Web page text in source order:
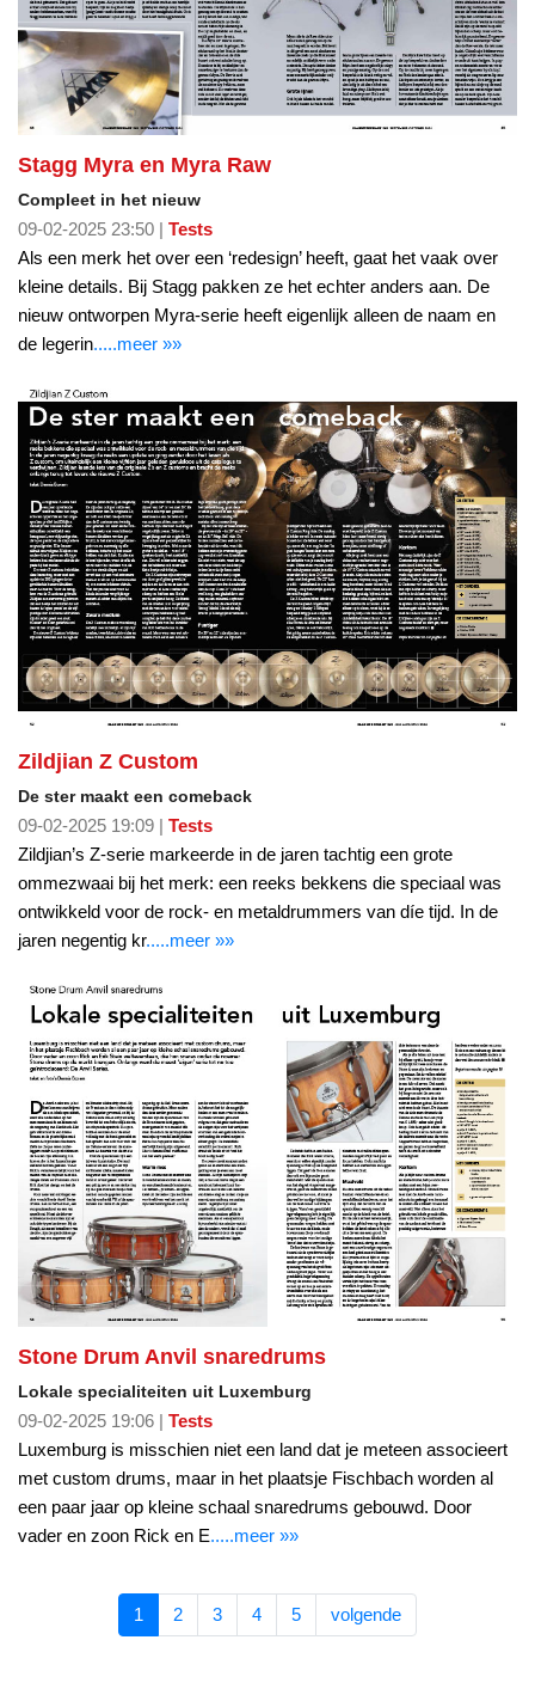
Stagg Myra en Myra Raw
Compleet in het nieuw
09-02-2025 23:50 | Tests
Als een merk het over een ‘redesign’ heeft, gaat het vaak over
kleine details. Bij Stagg pakken ze het echter anders aan. De
nieuw ontworpen Myra-serie heeft eigenlijk alleen de naam en
de legerin.....meer »»
Zildjian Z Custom
De ster maakt een comeback
09-02-2025 19:09 | Tests
Zildjian’s Z-serie markeerde in de jaren tachtig een grote
ommezwaai bij het merk: een reeks bekkens die speciaal was
ontwikkeld voor de rock- en metaldrummers van díe tijd. In de
jaren negentig kr.....meer »»
Stone Drum Anvil snaredrums
Lokale specialiteiten uit Luxemburg
09-02-2025 19:06 | Tests
Luxemburg is misschien niet een land dat je meteen associeert
met custom drums, maar in het plaatsje Fischbach worden al
een paar jaar op kleine schaal snaredrums gebouwd. Door
vader en zoon Rick en E.....meer »»
1 2 3 4 5 volgende